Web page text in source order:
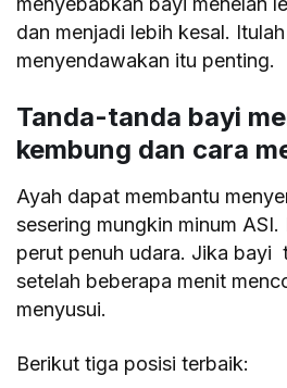
dan menjadi lebih kesal.
menyendawakan itu penting.
Tanda-tanda bayi
kembung dan cara
Ayah dapat membantu
sesering mungkin minum
perut penuh udara. Jika bayi
setelah beberapa menit
menyusui.
Berikut tiga posisi terbaik: